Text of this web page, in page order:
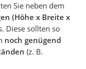
Sie neben dem
(Höhe x Breite x
Diese sollten so
noch genügend
(z. B.